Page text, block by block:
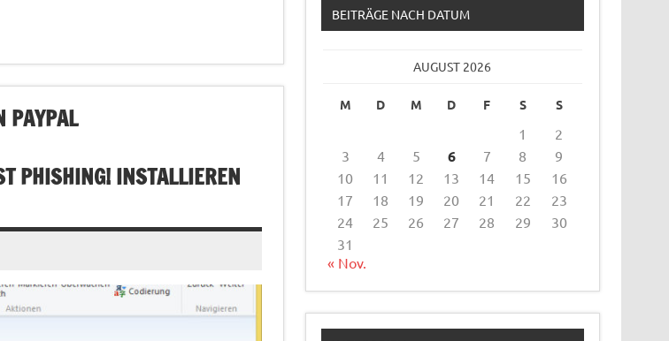
PAYPAL
PHISHING! INSTALLIEREN
BEITRÄGE NACH DATUM
AUGUST 2026
M D M D F S S
1
2
3
4 5 6 7 8
9
10
11 12 13 14 15
16
17
18 19 20 21 22
23
24
25 26 27 28 29
30
31
« Nov.